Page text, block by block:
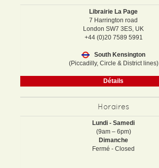
Librairie La Page
7 Harrington road
London SW7 3ES, UK
+44 (0)20 7589 5991
South Kensington
(Piccadilly, Circle & District lines)
Détails
Horaires
Lundi - Samedi
(9am – 6pm)
Dimanche
Fermé - Closed